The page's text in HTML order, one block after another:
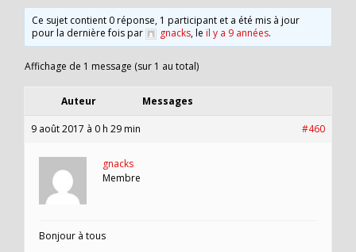
Ce sujet contient 0 réponse, 1 participant et a été mis à jour
pour la dernière fois par
gnacks, leil y a 9 années.
Affichage de 1 message (sur 1 au total)
Auteur Messages
9 août 2017 à 0 h 29 min #460
gnacks
Membre
Bonjour à tous